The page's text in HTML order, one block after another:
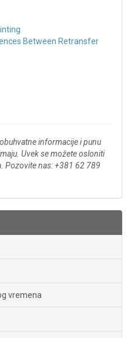
Between Retransfer
informacije i punu
Uvek se možete osloniti
Pozovite nas: +381 62 789
vremena